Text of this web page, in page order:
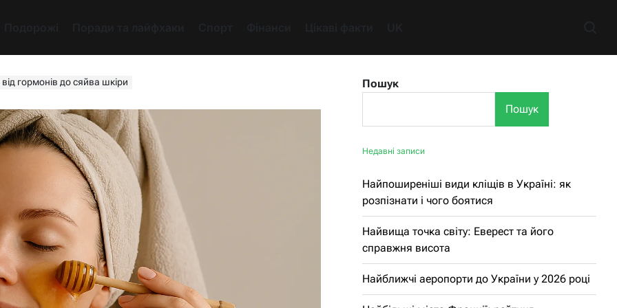
гормонів до сяйва шкіри
Пошук
Пошук
Недавні записи
Найпоширеніші види кліщів в Україні: як
розпізнати і чого боятися
Найвища точка світу: Еверест та його
справжня висота
Найближчі аеропорти до України у 2026 році